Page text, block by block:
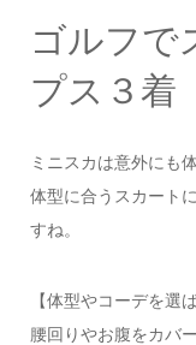
ゴルフで
プス３着
ミニスカは意外にも
体型に合うスカート
すね。
【体型やコーデを選
腰回りやお腹をカバ